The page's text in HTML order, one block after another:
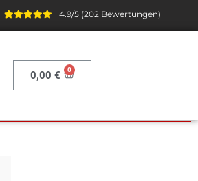
4.9/5 (202 Bewertungen)
0,00€